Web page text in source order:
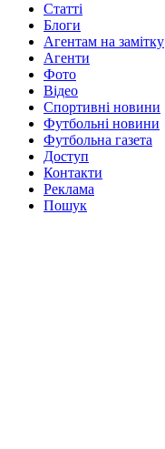
Статті
Блоги
Агентам на замітку
Агенти
Фото
Відео
Спортивні новини
Футбольні новини
Футбольна газета
Доступ
Контакти
Реклама
Пошук